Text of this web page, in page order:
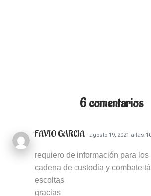
6 comentarios
FAVIO GARCIA · agosto 19, 2021 a las
requiero de información para los
cadena de custodia y combate
escoltas
gracias